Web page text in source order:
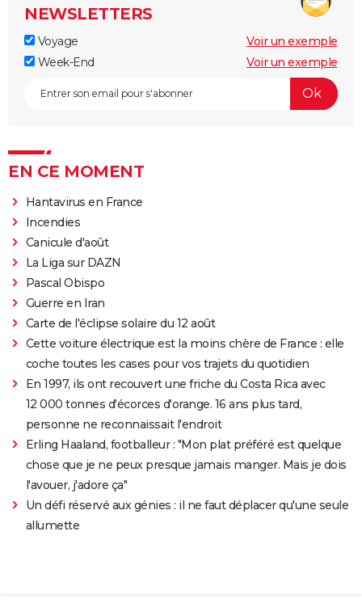
NEWSLETTERS
Voyage
Voir un exemple
Week-End
Voir un exemple
EN CE MOMENT
Hantavirus en France
Incendies
Canicule d'août
La Liga sur DAZN
Pascal Obispo
Guerre en Iran
Carte de l'éclipse solaire du 12 août
Cette voiture électrique est la moins chère de France : elle
coche toutes les cases pour vos trajets du quotidien
En 1997, ils ont recouvert une friche du Costa Rica avec
12 000 tonnes d'écorces d'orange. 16 ans plus tard,
personne ne reconnaissait l'endroit
Erling Haaland, footballeur : "Mon plat préféré est quelque
chose que je ne peux presque jamais manger. Mais je dois
l'avouer, j'adore ça"
Un défi réservé aux génies : il ne faut déplacer qu'une seule
allumette